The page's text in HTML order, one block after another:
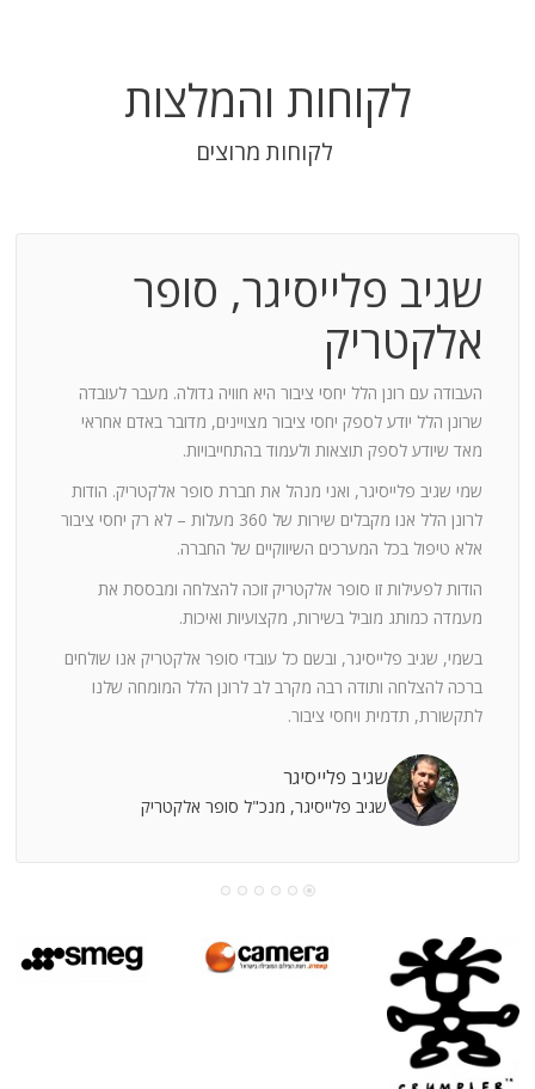
לקוחות והמלצות
לקוחות מרוצים
שגיב פלייסיגר, סופר
אלקטריק
העבודה עם רונן הלל יחסי ציבור היא חוויה גדולה. מעבר לעובדה
שרונן הלל יודע לספק יחסי ציבור מצויינים, מדובר באדם אחראי
מאד שיודע לספק תוצאות ולעמוד בהתחייבויות.
שמי שגיב פלייסיגר, ואני מנהל את חברת סופר אלקטריק. הודות
לרונן הלל אנו מקבלים שירות של 360 מעלות – לא רק יחסי ציבור
אלא טיפול בכל המערכים השיווקיים של החברה.
הודות לפעילות זו סופר אלקטריק זוכה להצלחה ומבססת את
מעמדה כמותג מוביל בשירות, מקצועיות ואיכות.
בשמי, שגיב פלייסיגר, ובשם כל עובדי סופר אלקטריק אנו שולחים
ברכה להצלחה ותודה רבה מקרב לב לרונן הלל המומחה שלנו
לתקשורת, תדמית ויחסי ציבור.
שגיב פלייסיגר
שגיב פלייסיגר, מנכ"ל סופר אלקטריק